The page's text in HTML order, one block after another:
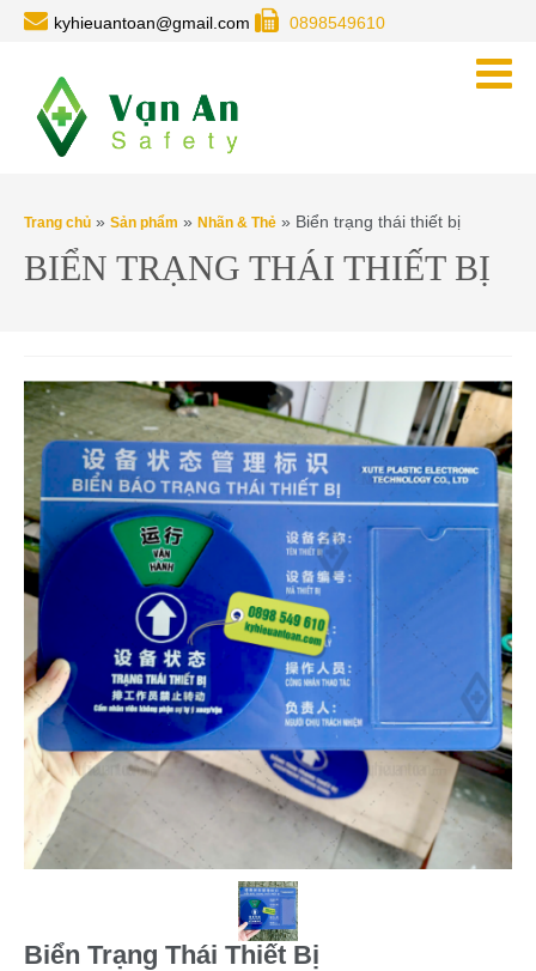
kyhieuantoan@gmail.com 0898549610
Trang chủ » Sản phẩm » Nhãn & Thẻ » Biển trạng thái thiết bị
BIỂN TRẠNG THÁI THIẾT BỊ
Biển Trạng Thái Thiết Bị